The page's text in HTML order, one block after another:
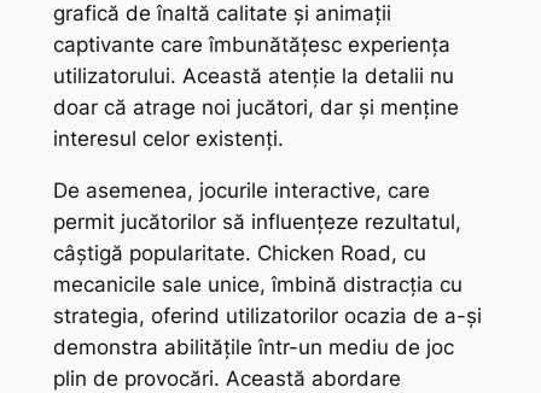
grafică de înaltă calitate și animații
captivante care îmbunătățesc experiența
utilizatorului. Această atenție la detalii nu
doar că atrage noi jucători, dar și menține
interesul celor existenți.
De asemenea, jocurile interactive, care
permit jucătorilor să influențeze rezultatul,
câștigă popularitate. Chicken Road, cu
mecanicile sale unice, îmbină distracția cu
strategia, oferind utilizatorilor ocazia de a-și
demonstra abilitățile într-un mediu de joc
plin de provocări. Această abordare